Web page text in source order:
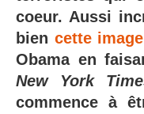
coeur. Aussi
bien cette
Obama en
New York
commence à